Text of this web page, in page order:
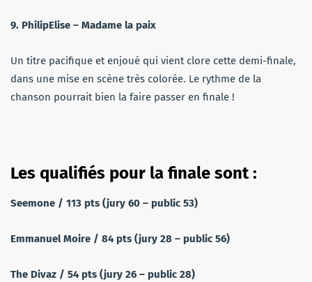
9. PhilipElise – Madame la paix
Un titre pacifique et enjoué qui vient clore cette demi-finale,
dans une mise en scène très colorée. Le rythme de la
chanson pourrait bien la faire passer en finale !
Les qualifiés pour la finale sont :
Seemone / 113 pts (jury 60 – public 53)
Emmanuel Moire / 84 pts (jury 28 – public 56)
The Divaz / 54 pts (jury 26 – public 28)